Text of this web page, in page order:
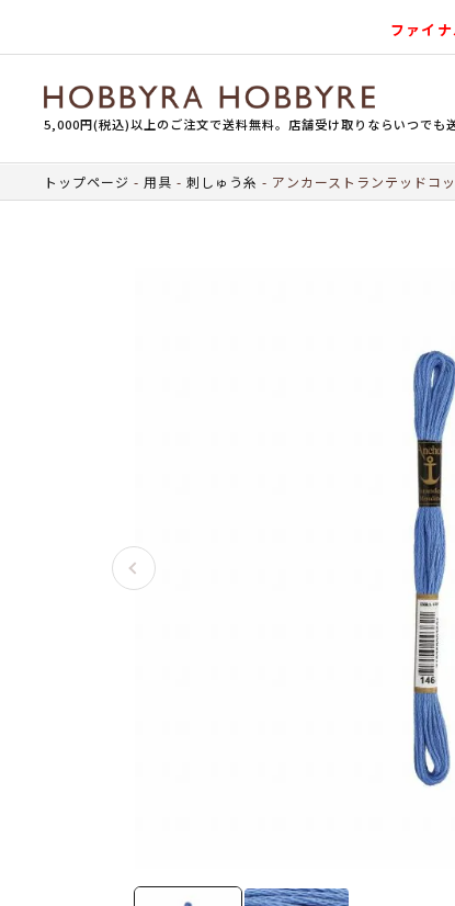
ファイ
5,000円(税込)以上のご注文で送料無料。店舗受け取りならいつでも
トップページ 用具 刺しゅう糸 アンカーストランテッドコ